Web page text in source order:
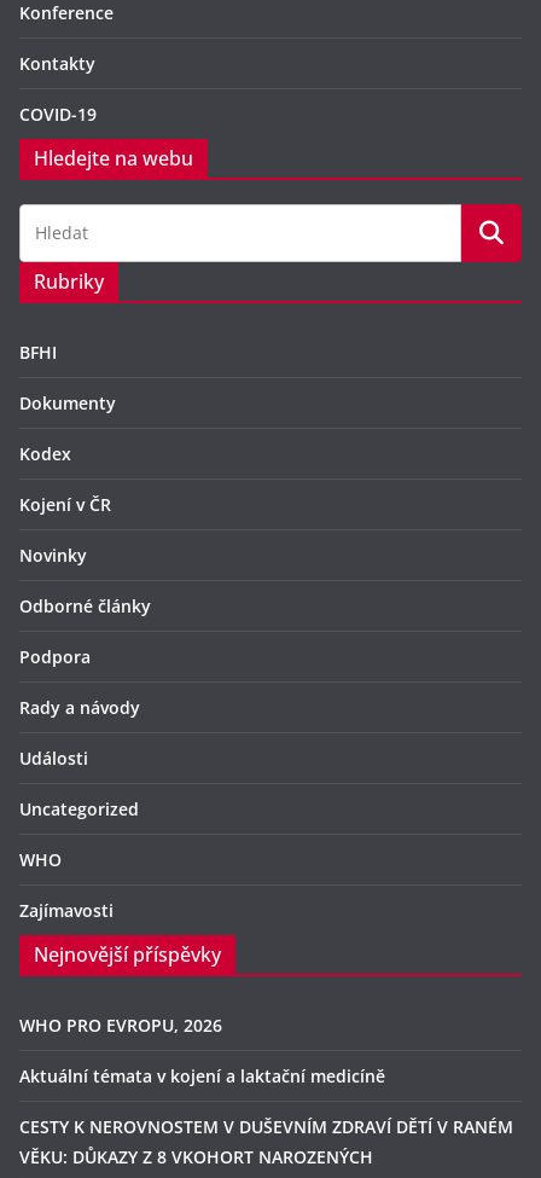
Konference
Kontakty
COVID-19
Hledejte na webu
Rubriky
BFHI
Dokumenty
Kodex
Kojení v ČR
Novinky
Odborné články
Podpora
Rady a návody
Události
Uncategorized
WHO
Zajímavosti
Nejnovější příspěvky
WHO PRO EVROPU, 2026
Aktuální témata v kojení a laktační medicíně
CESTY K NEROVNOSTEM V DUŠEVNÍM ZDRAVÍ DĚTÍ V RANÉM
VĚKU: DŮKAZY Z 8 VKOHORT NAROZENÝCH